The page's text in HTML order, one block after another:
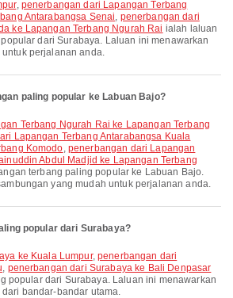
, penerbangan dari Lapangan Terbang
Antarabangsa Senai, penerbangan dari
ke Lapangan Terbang Ngurah Rai ialah laluan
dari Surabaya. Laluan ini menawarkan
perjalanan anda.
paling popular ke Labuan Bajo?
Lapangan Terbang Antarabangsa Kuala
Komodo, penerbangan dari Lapangan
Abdul Madjid ke Lapangan Terbang
terbang paling popular ke Labuan Bajo.
yang mudah untuk perjalanan anda.
popular dari Surabaya?
ke Kuala Lumpur,penerbangan dari
, penerbangan dari Surabaya ke Bali Denpasar
popular dari Surabaya. Laluan ini menawarkan
bandar-bandar utama.